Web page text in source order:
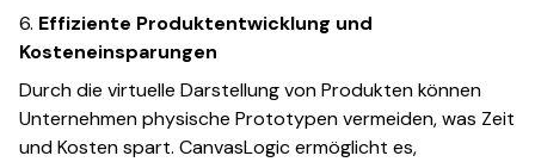
6. Effiziente Produktentwicklung und
Kosteneinsparungen
Durch die virtuelle Darstellung von Produkten können
Unternehmen physische Prototypen vermeiden, was Zeit
und Kosten spart. CanvasLogic ermöglicht es,